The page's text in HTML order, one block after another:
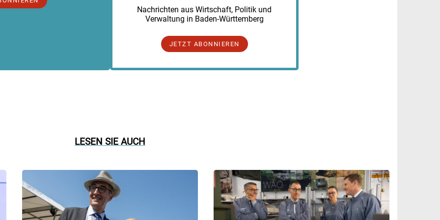
Nachrichten aus Wirtschaft, Politik und
Verwaltung in Baden-Württemberg
JETZT ABONNIEREN
LESEN SIE AUCH